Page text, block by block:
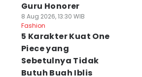
Guru Honorer
8 Aug 2026, 13:30 WIB
Fashion
5 Karakter Kuat One
Piece yang
Sebetulnya Tidak
Butuh Buah Iblis